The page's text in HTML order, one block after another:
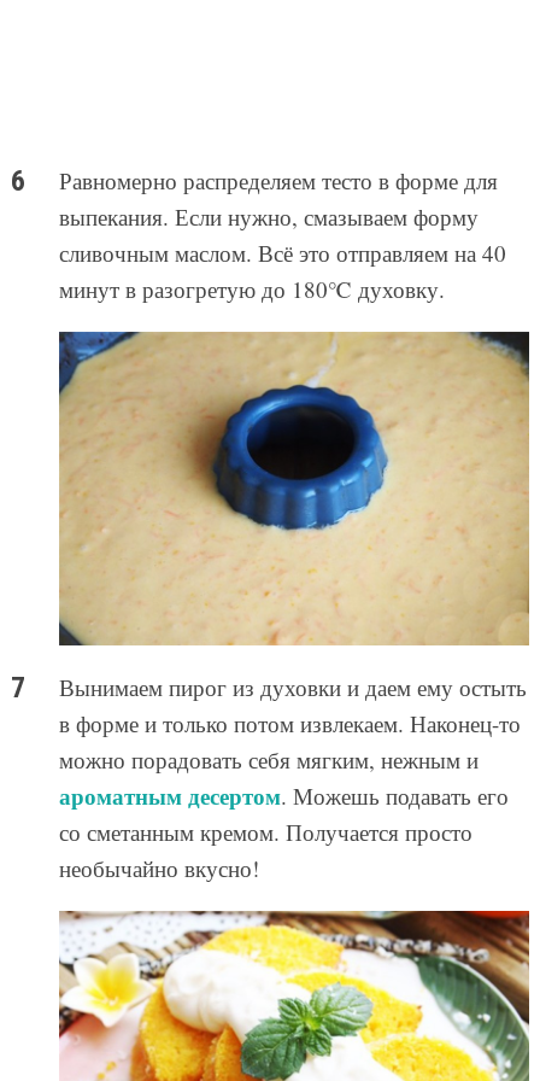
Равномерно распределяем тесто в форме для
выпекания. Если нужно, смазываем форму
сливочным маслом. Всё это отправляем на 40
минут в разогретую до 180℃ духовку.
Вынимаем пирог из духовки и даем ему остыть
в форме и только потом извлекаем. Наконец-то
можно порадовать себя мягким, нежным и
ароматным десертом. Можешь подавать его
со сметанным кремом. Получается просто
необычайно вкусно!